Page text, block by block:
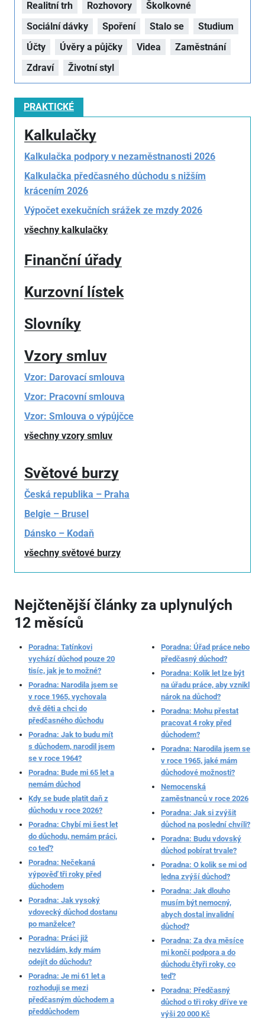
Realitní trh Rozhovory
Školkovné
Sociální dávky
Spoření Stalo se
Studium
Účty
Úvěry a půjčky Videa
Zaměstnání
Zdraví
Životní styl
PRAKTICKÉ
Kalkulačky
Kalkulačka podpory v nezaměstnanosti 2026
Kalkulačka předčasného důchodu s nižším
krácením 2026
Výpočet exekučních srážek ze mzdy 2026
všechny kalkulačky
Finanční úřady
Kurzovní lístek
Slovníky
Vzory smluv
Vzor: Darovací smlouva
Vzor: Pracovní smlouva
Vzor: Smlouva o výpůjčce
všechny vzory smluv
Světové burzy
Česká republika – Praha
Belgie – Brusel
Dánsko – Kodaň
všechny světové burzy
Nejčtenější články za uplynulých
12 měsíců
Poradna: Tatínkovi
vychází důchod pouze 20
tisíc, jak je to možné?
Poradna: Narodila jsem se
v roce 1965, vychovala
dvě děti a chci do
předčasného důchodu
Poradna: Jak to budu mít
s důchodem, narodil jsem
se v roce 1964?
Poradna: Bude mi 65 let a
nemám důchod
Kdy se bude platit daň z
důchodu v roce 2026?
Poradna: Chybí mi šest let
do důchodu, nemám práci,
co teď?
Poradna: Nečekaná
výpověď tři roky před
důchodem
Poradna: Jak vysoký
vdovecký důchod dostanu
po manželce?
Poradna: Práci již
nezvládám, kdy mám
odejít do důchodu?
Poradna: Je mi 61 let a
rozhoduji se mezi
předčasným důchodem a
předdůchodem
Poradna: Úřad práce nebo
předčasný důchod?
Poradna: Kolik let lze být
na úřadu práce, aby vznikl
nárok na důchod?
Poradna: Mohu přestat
pracovat 4 roky před
důchodem?
Poradna: Narodila jsem se
v roce 1965, jaké mám
důchodové možnosti?
Nemocenská
zaměstnanců v roce 2026
Poradna: Jak si zvýšit
důchod na poslední chvíli?
Poradna: Budu vdovský
důchod pobírat trvale?
Poradna: O kolik se mi od
ledna zvýší důchod?
Poradna: Jak dlouho
musím být nemocný,
abych dostal invalidní
důchod?
Poradna: Za dva měsíce
mi končí podpora a do
důchodu čtyři roky, co
teď?
Poradna: Předčasný
důchod o tři roky dříve ve
výši 20 000 Kč